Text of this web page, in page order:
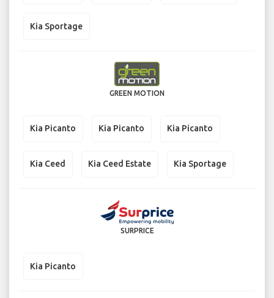
Kia Sportage
GREEN MOTION
Kia Picanto Kia Picanto Kia Picanto
Kia Ceed Kia Ceed Estate Kia Sportage
SURPRICE
Kia Picanto